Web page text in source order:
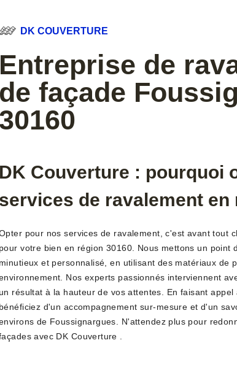
DK COUVERTURE
Entreprise de
de façade
30160
DK Couverture : pourquoi
services de ravalement en
pour nos services de ravalement, c'est avant tout
pour votre bien en région 30160. Nous mettons un point
minutieux et personnalisé, en utilisant des matériaux de
Nos experts passionnés interviennent
un résultat à la hauteur de vos attentes. En faisant appel
bénéficiez d'un accompagnement sur-mesure et d'un
de Foussignargues. N'attendez plus pour
avec DK Couverture .